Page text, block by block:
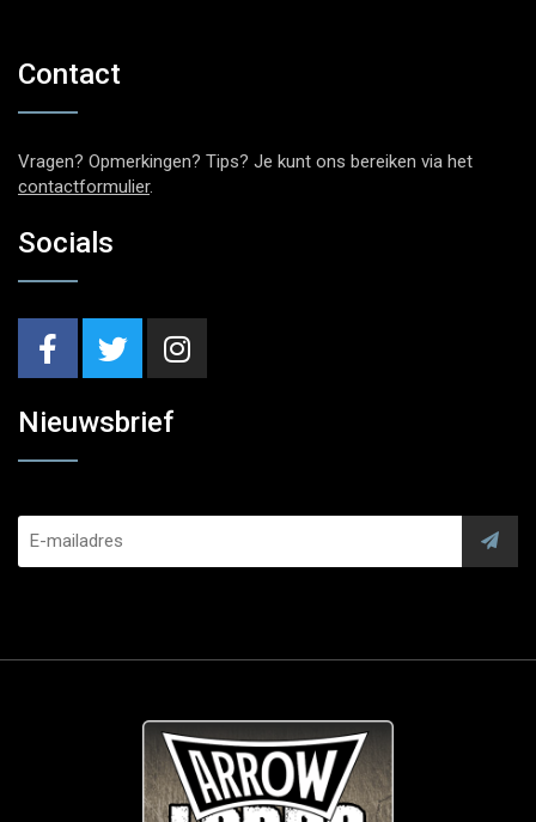
Contact
Vragen? Opmerkingen? Tips? Je kunt ons bereiken via het
contactformulier.
Socials
Nieuwsbrief